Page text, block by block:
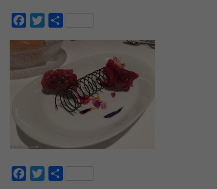
FacebookTwitter
FacebookTwitter